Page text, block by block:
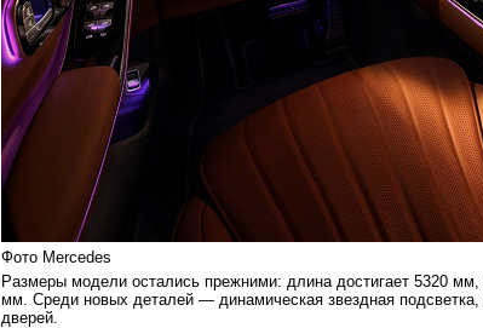
Фото Mercedes
Размеры модели остались прежними: длина достигает 5320
мм. Среди новых деталей — динамическая звездная
дверей.